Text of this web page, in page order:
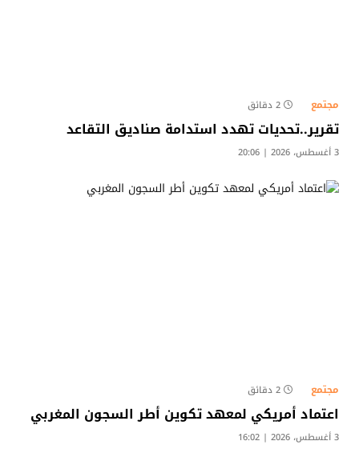
مجتمع 2 دقائق
تقرير..تحديات تهدد استدامة صناديق التقاعد
3 أغسطس، 2026 | 20:06
مجتمع 2 دقائق
اعتماد أمريكي لمعهد تكوين أطر السجون المغربي
3 أغسطس، 2026 | 16:02